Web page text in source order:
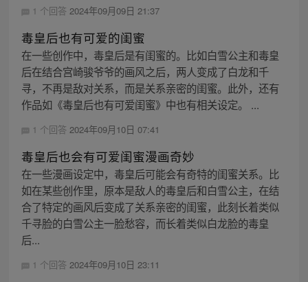
1 个回答 2024年09月09日 21:37
毒皇后也有可爱的闺蜜
在一些创作中，毒皇后是有闺蜜的。比如白雪公主和毒皇
后在结合宫崎骏爷爷的画风之后，两人变成了白龙和千
寻，不再是敌对关系，而是关系亲密的闺蜜。此外，还有
作品如《毒皇后也有可爱闺蜜》中也有相关设定。 ...
1 个回答 2024年09月10日 07:41
毒皇后也会有可爱闺蜜漫画奇妙
在一些漫画设定中，毒皇后可能会有奇特的闺蜜关系。比
如在某些创作里，原本是敌人的毒皇后和白雪公主，在结
合了特定的画风后变成了关系亲密的闺蜜，此刻长着类似
千寻脸的白雪公主一脸愁容，而长着类似白龙脸的毒皇
后...
1 个回答 2024年09月10日 23:11